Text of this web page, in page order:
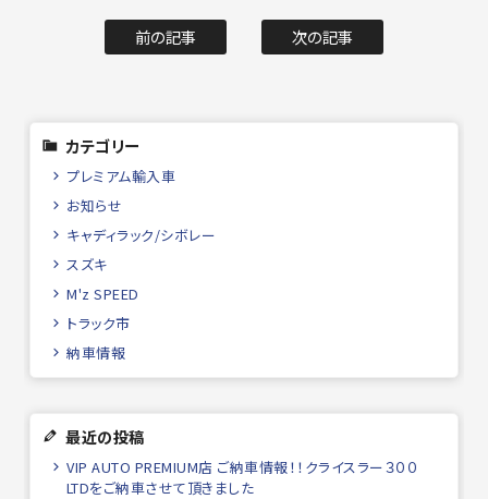
前の記事 次の記事
カテゴリー
プレミアム輸入車
お知らせ
キャディラック/シボレー
スズキ
M'z SPEED
トラック市
納車情報
最近の投稿
VIP AUTO PREMIUM店 ご納車情報！！クライスラー３００
LTDをご納車させて頂きました